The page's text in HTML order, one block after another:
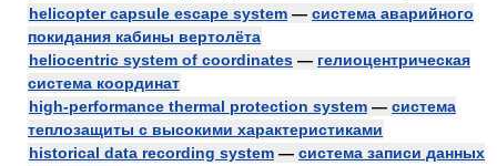
helicopter capsule escape system — система аварийного
покидания кабины вертолёта
heliocentric system of coordinates — гелиоцентрическая
система координат
high-performance thermal protection system — система
теплозащиты с высокими характеристиками
historical data recording system — система записи данных